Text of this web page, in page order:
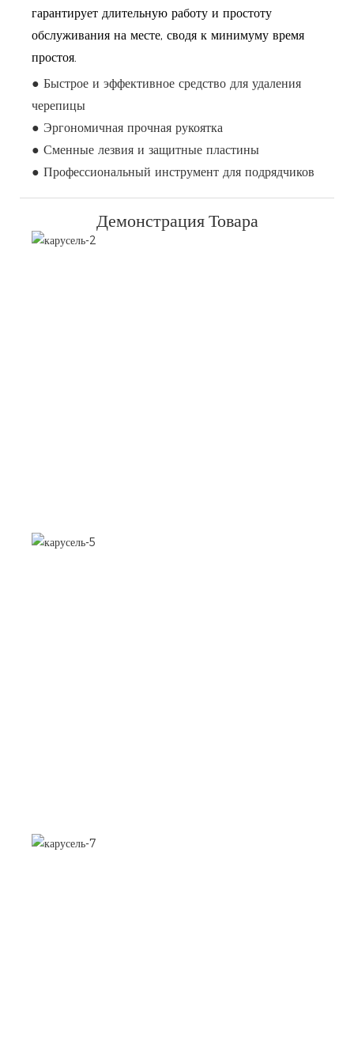
гарантирует длительную работу и простоту
обслуживания на месте, сводя к минимуму время
простоя.
● Быстрое и эффективное средство для удаления
черепицы
● Эргономичная прочная рукоятка
● Сменные лезвия и защитные пластины
● Профессиональный инструмент для подрядчиков
Демонстрация Товара